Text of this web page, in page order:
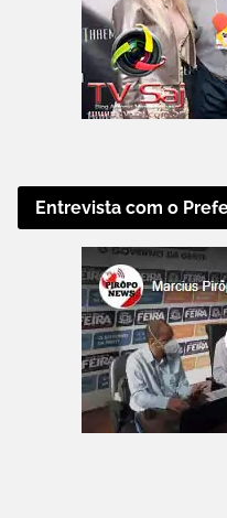
Entrevista com o